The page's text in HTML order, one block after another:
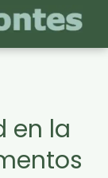
en la